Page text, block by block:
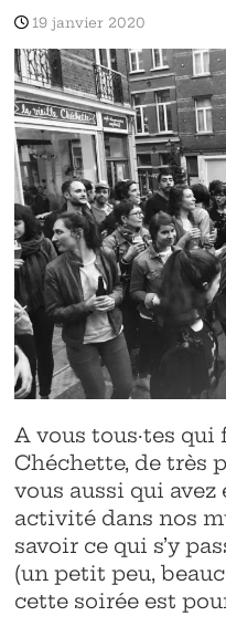
19 janvier 2020
A vous tous·tes
Chéchette, de très
vous aussi qui
activité dans nos
savoir ce qui s’y
(un petit peu,
cette soirée est